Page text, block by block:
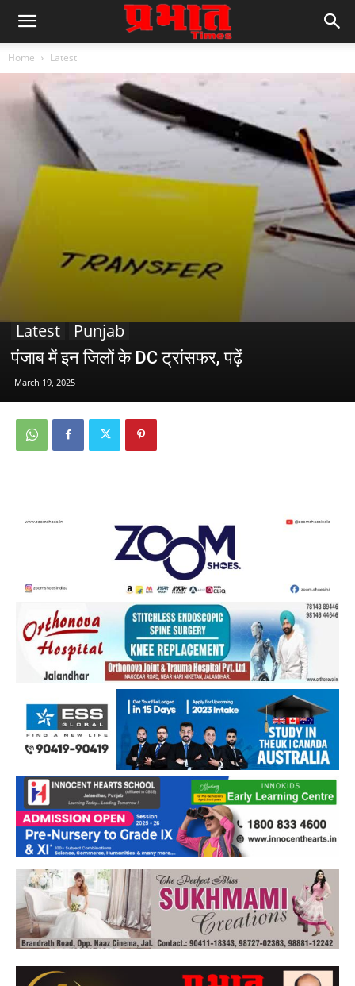
Home Latest
Latest Punjab
पंजाब में इन जिलों के DC ट्रांसफर, पढ़ें
March 19, 2025